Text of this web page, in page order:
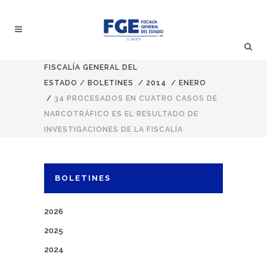
FISCALÍA GENERAL DEL
ESTADO / BOLETINES / 2014 / ENERO
/ 34 PROCESADOS EN CUATRO CASOS DE
NARCOTRÁFICO ES EL RESULTADO DE
INVESTIGACIONES DE LA FISCALÍA
BOLETINES
2026
2025
2024